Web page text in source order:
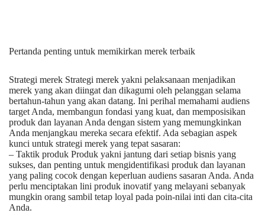
Pertanda penting untuk memikirkan merek terbaik
Strategi merek Strategi merek yakni pelaksanaan menjadikan
merek yang akan diingat dan dikagumi oleh pelanggan selama
bertahun-tahun yang akan datang. Ini perihal memahami audiens
target Anda, membangun fondasi yang kuat, dan memposisikan
produk dan layanan Anda dengan sistem yang memungkinkan
Anda menjangkau mereka secara efektif. Ada sebagian aspek
kunci untuk strategi merek yang tepat sasaran:
– Taktik produk Produk yakni jantung dari setiap bisnis yang
sukses, dan penting untuk mengidentifikasi produk dan layanan
yang paling cocok dengan keperluan audiens sasaran Anda. Anda
perlu menciptakan lini produk inovatif yang melayani sebanyak
mungkin orang sambil tetap loyal pada poin-nilai inti dan cita-cita
Anda.